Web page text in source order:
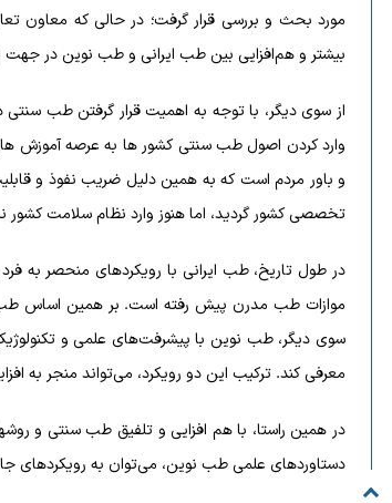
مورد بحث و بررسی قرار گرفت؛ در حالی که معاون
بیشتر و هم‌افزایی بین طب ایرانی و طب نوین در جهت
از سوی دیگر، با توجه به اهمیت قرار گرفتن طب سنتی
وارد کردن اصول طب سنتی کشور ها به عرصه آموزش
تخصصی کشور گردید، اما هنوز وارد نظام سلامت
در طول تاریخ، طب ایرانی با رویکردهای منحصر به
موازات طب مدرن پيش رفته است. بر همین اساس طب
سوی دیگر، طب نوین با پیشرفت‌های علمی و
معرفی کند. ترکیب این دو رویکرد، می‌تواند منجر به
در همین راستا، با هم افزایی و تلفیق طب سنتی و
دستاوردهای علمی طب نوین، می‌توان به رویکردهای